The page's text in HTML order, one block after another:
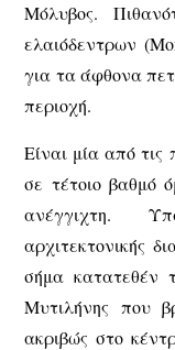
Μόλυβος.
ελαιόδεντρων
για τα άφθονα
περιοχή.
Είναι μία από τις
σε τέτοιο βαθμό
ανέγγιχτη.
αρχιτεκτονικής
σήμα κατατεθέν
Μυτιλήνης που
ακριβώς στο